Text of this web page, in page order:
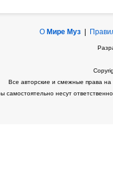
О Мире Муз|
Все авторские и смежные права
самостоятельно несут